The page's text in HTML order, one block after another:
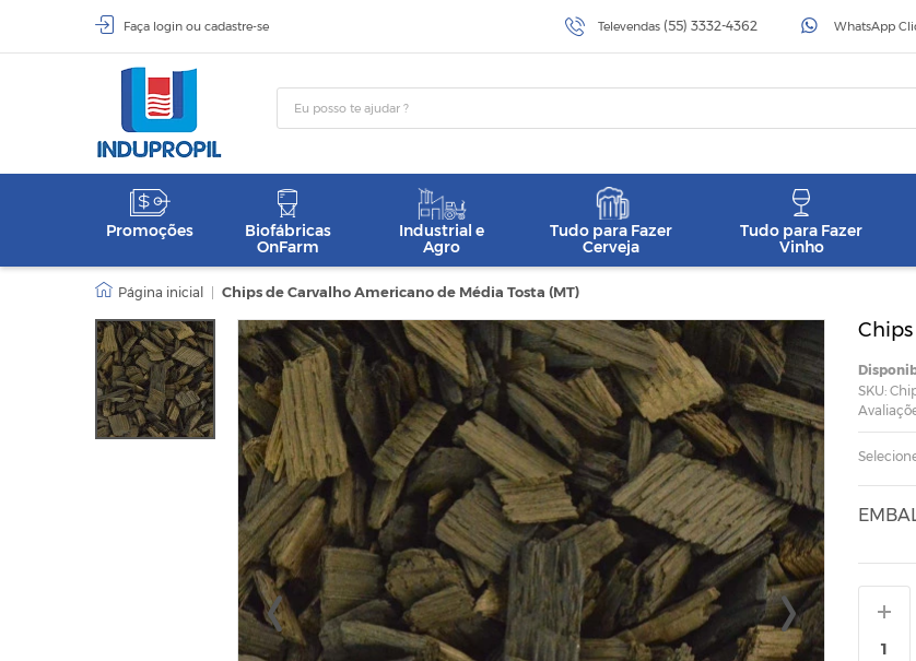
Faça login ou cadastre-se Televendas (55) 3332-4362 WhatsApp
Promoções
Biofábricas
OnFarm
Industrial e
Agro
Tudo para Fazer
Cerveja
Tudo para Fazer
Vinho
Chips de Carvalho Americano de Média Tosta (MT)
SKU: